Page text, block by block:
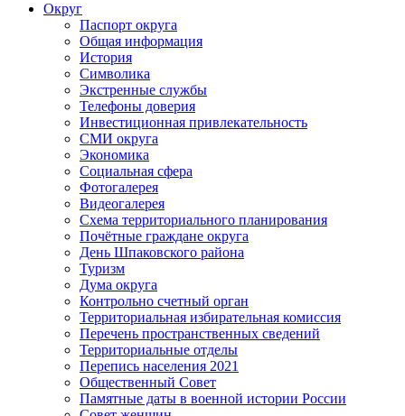
Округ
Паспорт округа
Общая информация
История
Символика
Экстренные службы
Телефоны доверия
Инвестиционная привлекательность
СМИ округа
Экономика
Социальная сфера
Фотогалерея
Видеогалерея
Схема территориального планирования
Почётные граждане округа
День Шпаковского района
Туризм
Дума округа
Контрольно счетный орган
Территориальная избирательная комиссия
Перечень пространственных сведений
Территориальные отделы
Перепись населения 2021
Общественный Совет
Памятные даты в военной истории России